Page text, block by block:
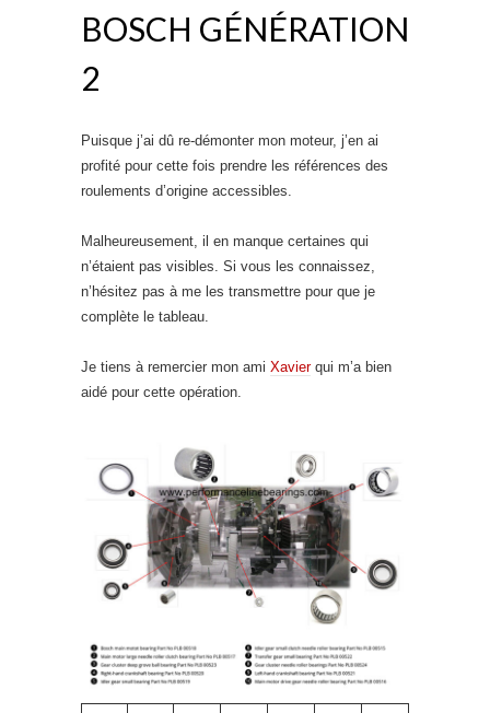
BOSCH GÉNÉRATION
2
Puisque j’ai dû re-démonter mon moteur, j’en ai
profité pour cette fois prendre les références des
roulements d’origine accessibles.
Malheureusement, il en manque certaines qui
n’étaient pas visibles. Si vous les connaissez,
n’hésitez pas à me les transmettre pour que je
complète le tableau.
Je tiens à remercier mon ami Xavierqui m’a bien
aidé pour cette opération.